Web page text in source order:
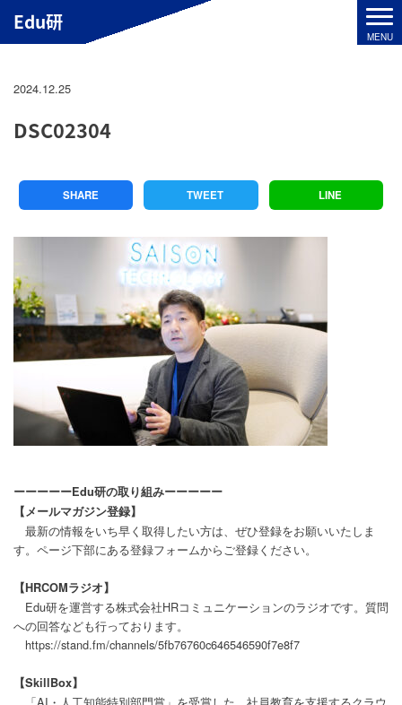
Edu研
2024.12.25
DSC02304
SHARE TWEET LINE
ーーーーーEdu研の取り組みーーーーー
【メールマガジン登録】
最新の情報をいち早く取得したい方は、ぜひ登録をお願いいたしま
す。ページ下部にある登録フォームからご登録ください。
【HRCOMラジオ】
Edu研を運営する株式会社HRコミュニケーションのラジオです。質問
への回答なども行っております。
https://stand.fm/channels/5fb76760c646546590f7e8f7
【SkillBox】